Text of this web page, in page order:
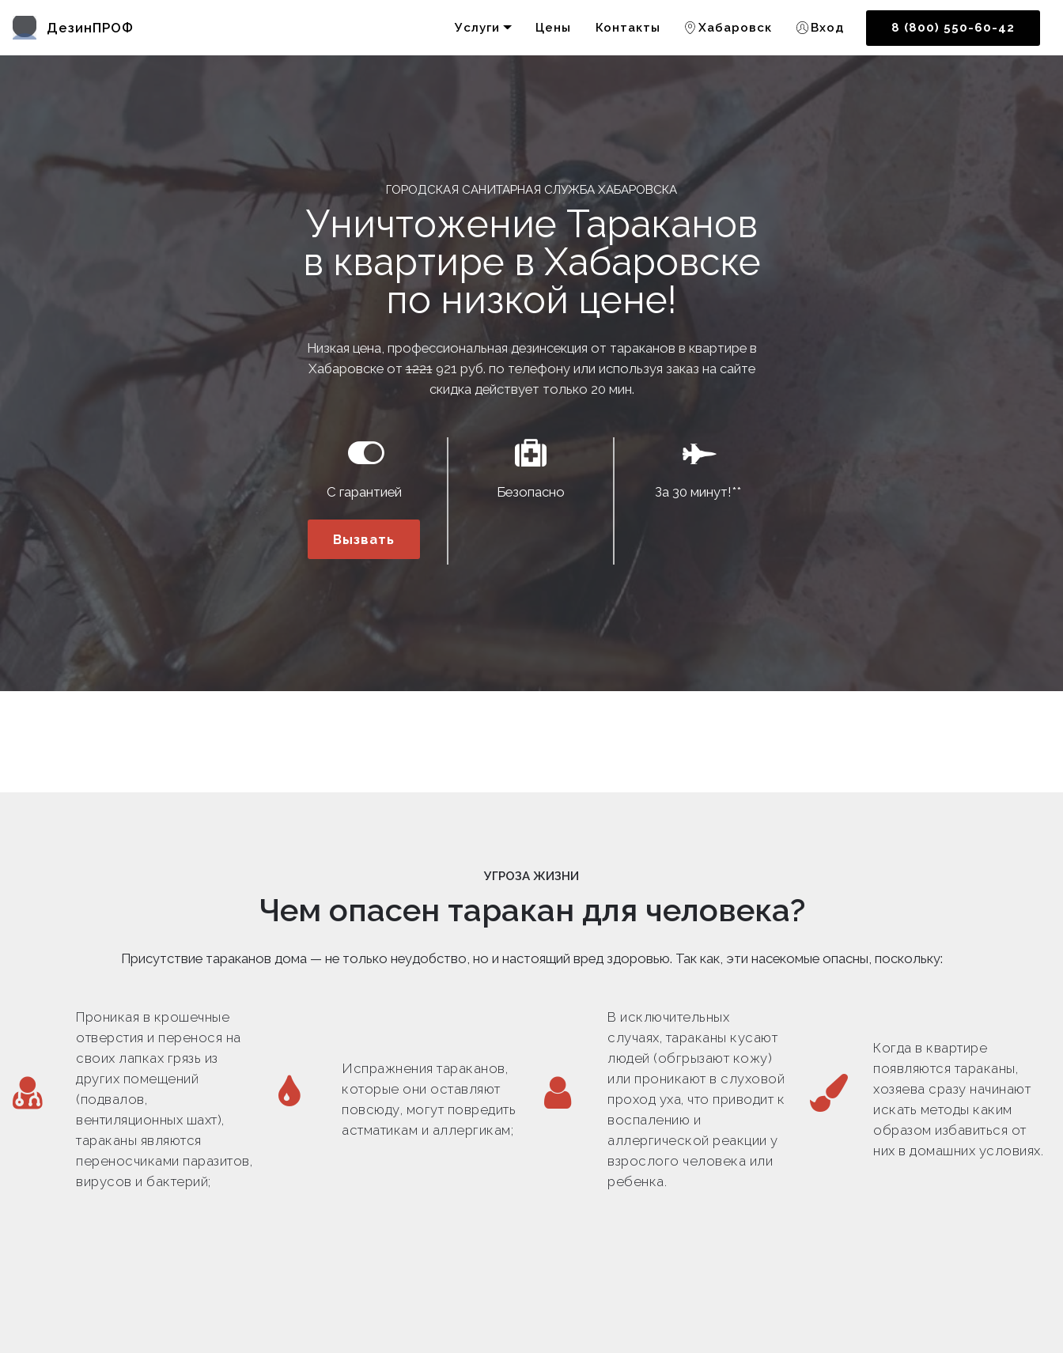
ДезинПРОФ Услуги Цены Контакты Хабаровск Вход 8 (800) 550-60-42
ГОРОДСКАЯ САНИТАРНАЯ СЛУЖБА ХАБАРОВСКА
Уничтожение Тараканов
в квартире в Хабаровске
по низкой цене!
Низкая цена, профессиональная дезинсекция от тараканов в квартире в
Хабаровске от1221921 руб. по телефону или используя заказ на сайте
скидка действует только 20 мин.
С гарантией
Вызвать
Безопасно За 30 минут!**
УГРОЗА ЖИЗНИ
Чем опасен таракан для человека?
Присутствие тараканов дома — не только неудобство, но и настоящий вред здоровью. Так как, эти насекомые опасны, поскольку:
Проникая в крошечные
отверстия и перенося на
своих лапках грязь из
других помещений
(подвалов,
вентиляционных шахт),
тараканы являются
переносчиками паразитов,
вирусов и бактерий;
Испражнения тараканов,
которые они оставляют
повсюду, могут повредить
астматикам и аллергикам;
В исключительных
случаях, тараканы кусают
людей (обгрызают кожу)
или проникают в слуховой
проход уха, что приводит к
воспалению и
аллергической реакции у
взрослого человека или
ребенка.
Когда в квартире
появляются тараканы,
хозяева сразу начинают
искать методы каким
образом избавиться от
них в домашних условиях.